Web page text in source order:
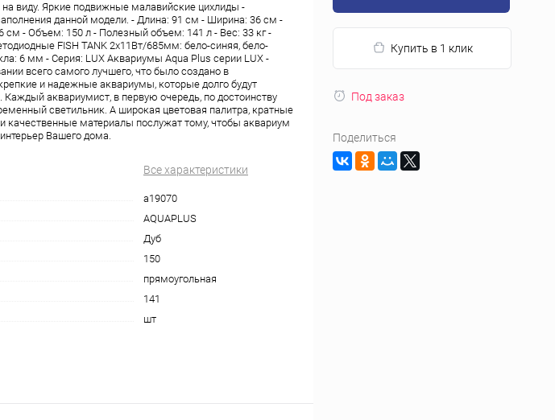
на виду. Яркие подвижные малавийские цихлиды -
данной модели. - Длина: 91 см - Ширина: 36 см -
см - Объем: 150 л - Полезный объем: 141 л - Вес: 33 кг -
FISH TANK 2х11Вт/685мм: бело-синяя, бело-
6 мм - Серия: LUX Аквариумы Aqua Plus серии LUX -
всего самого лучшего, что было создано в
и надежные аквариумы, которые долго будут
аквариумист, в первую очередь, по достоинству
светильник. А широкая цветовая палитра, кратные
материалы послужат тому, чтобы аквариум
Вашего дома.
Все характеристики
a19070
AQUAPLUS
Дуб
150
прямоугольная
141
шт
Купить в 1 клик
Под заказ
Поделиться